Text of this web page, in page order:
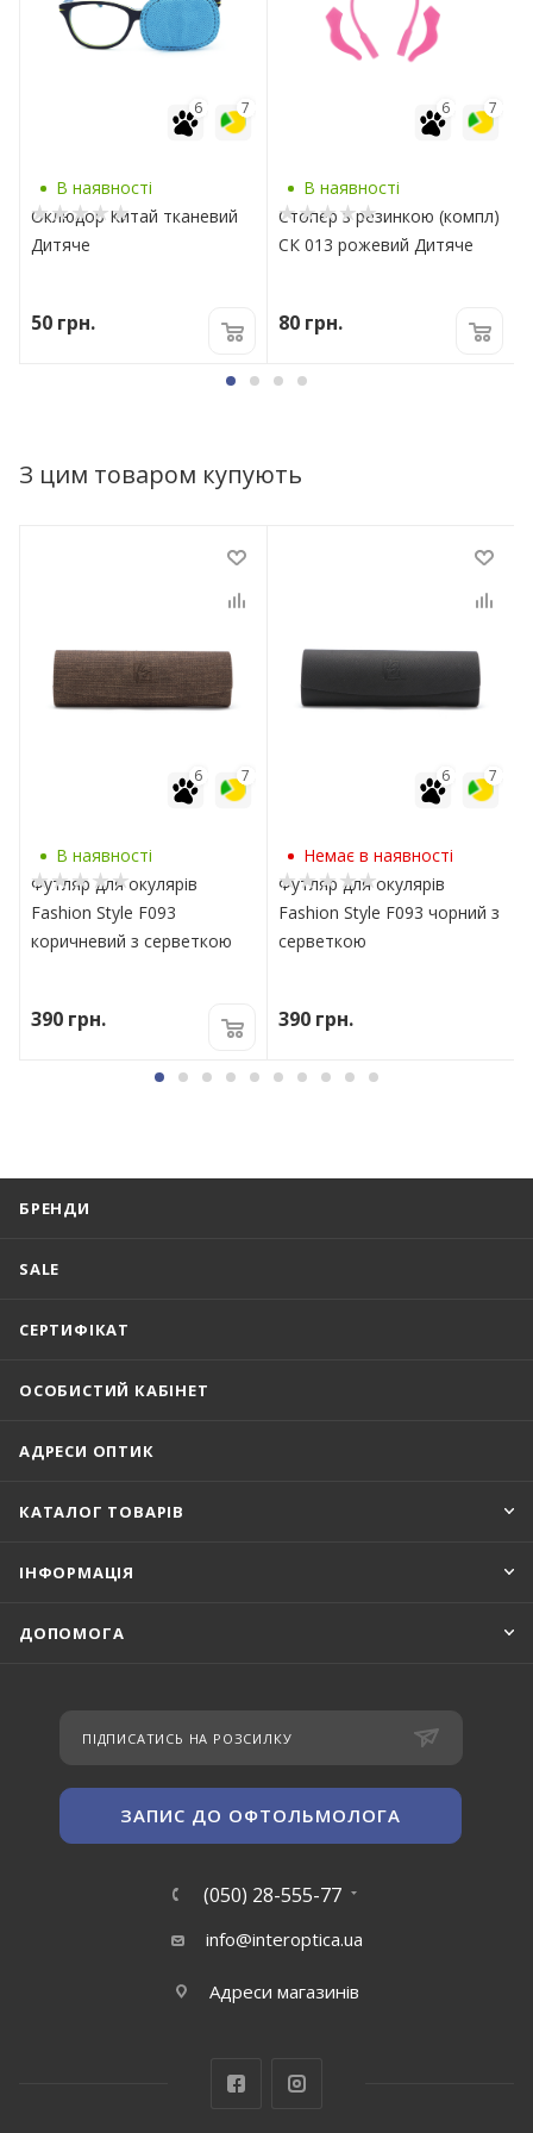
7
6
В наявності
Оклюдор Китай тканевий
Дитяче
50 грн.
7
6
В наявності
Стопер з резинкою (компл)
СК 013 рожевий Дитяче
80 грн.
З цим товаром купують
7
6
В наявності
Футляр для окулярів
Fashion Style F093
коричневий з серветкою
390 грн.
7
6
Немає в наявності
Футляр для окулярів
Fashion Style F093 чорний з
серветкою
390 грн.
БРЕНДИ
SALE
СЕРТИФІКАТ
ОСОБИСТИЙ КАБІНЕТ
АДРЕСИ ОПТИК
КАТАЛОГ ТОВАРІВ
ІНФОРМАЦІЯ
ДОПОМОГА
ПІДПИСАТИСЬ НА РОЗСИЛКУ
ЗАПИС ДО ОФТОЛЬМОЛОГА
(050) 28-555-77
info@interoptica.ua
Адреси магазинів